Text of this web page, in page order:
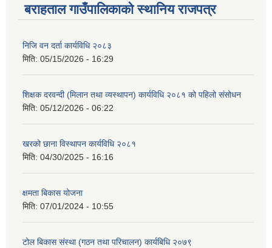
बराहताल गाउँपालिकाको स्थानिय राजपत्र
निजि वन दर्ता कार्यविधि २०८३
मिति: 05/15/2026 - 16:29
शिक्षक दरवन्दी (मिलान तथा व्यस्थापन) कार्यविधि २०८१ को पहिलो संसोधन
मिति: 05/12/2026 - 06:22
खरको छाना विस्थापन कार्यविधि २०८१
मिति: 04/30/2025 - 16:16
क्षमता बिकास योजना
मिति: 07/01/2024 - 10:55
टोल बिकास संस्था (गठन तथा परिचालन) कार्यबिधि २०७९